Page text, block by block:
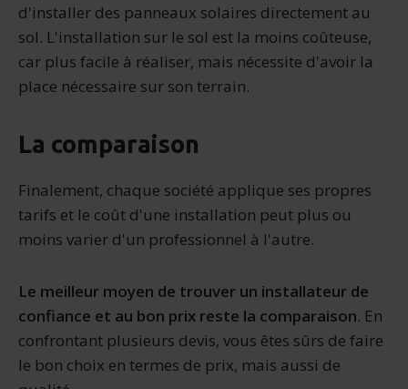
d'installer des panneaux solaires directement au
sol. L'installation sur le sol est la moins coûteuse,
car plus facile à réaliser, mais nécessite d'avoir la
place nécessaire sur son terrain.
La comparaison
Finalement, chaque société applique ses propres
tarifs et le coût d'une installation peut plus ou
moins varier d'un professionnel à l'autre.
Le meilleur moyen de trouver un installateur de
confiance et au bon prix reste la comparaison. En
confrontant plusieurs devis, vous êtes sûrs de faire
le bon choix en termes de prix, mais aussi de